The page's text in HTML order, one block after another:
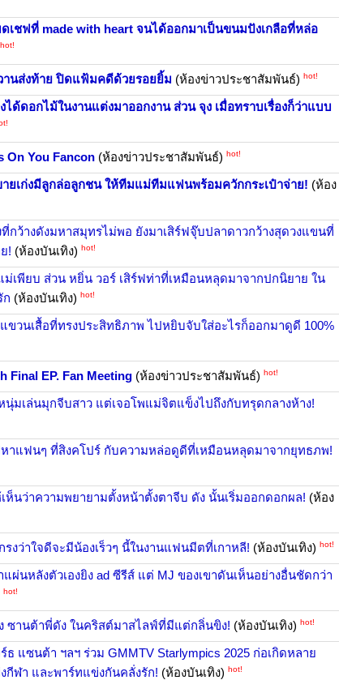
เชฟที่ made with heart จนได้ออกมาเป็นขนมปังเกลือที่หล่อ
hot!
านส่งท้าย ปิดแฟ้มคดีด้วยรอยยิ้ม (ห้องข่าวประชาสัมพันธ์) hot!
ได้ดอกไม้ในงานแต่งมาออกงาน ส่วน จุง เมื่อทราบเรื่องก็ว่าแบบ
On You Fancon (ห้องข่าวประชาสัมพันธ์) hot!
ยเก่งมีลูกล่อลูกชน ให้ทีมแม่ทีมแฟนพร้อมควักกระเป๋าจ่าย! (ห้อง
กว้างดังมหาสมุทรไม่พอ ยังมาเสิร์ฟจุ๊บปลาดาวกว้างสุดวงแขนที่
! (ห้องบันเทิง) hot!
เพียบ ส่วน หยิ่น วอร์ เสิร์ฟท่าที่เหมือนหลุดมาจากปกนิยาย ใน
ก (ห้องบันเทิง) hot!
ขวนเสื้อที่ทรงประสิทธิภาพ ไปหยิบจับใส่อะไรก็ออกมาดูดี 100%
Final EP. Fan Meeting (ห้องข่าวประชาสัมพันธ์) hot!
มเล่นมุกจีบสาว แต่เจอโพแม่จิตแข็งไปถึงกับทรุดกลางห้าง!
าแฟนๆ ที่สิงคโปร์ กับความหล่อดูดีที่เหมือนหลุดมาจากยุทธภพ!
ห็นว่าความพยายามตั้งหน้าตั้งตาจีบ ดัง นั้นเริ่มออกดอกผล! (ห้อง
รงว่าใจดีจะมีน้องเร็วๆ นี้ในงานแฟนมีตที่เกาหลี! (ห้องบันเทิง) hot!
แผ่นหลังตัวเองยิง ad ซีรีส์ แต่ MJ ของเขาดันเห็นอย่างอื่นชัดกว่า
hot!
ซานต้าพี่ดัง ในคริสต์มาสไลฟ์ที่มีแต่กลิ่นขิง! (ห้องบันเทิง) hot!
ธ แซนต้า ฯลฯ ร่วม GMMTV Starlympics 2025 ก่อเกิดหลาย
กีฬา และพาร์ทแข่งกันคลั่งรัก! (ห้องบันเทิง) hot!